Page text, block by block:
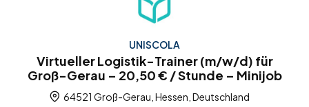
UNISCOLA
Virtueller Logistik-Trainer (m/w/d) für
Groß-Gerau – 20,50 € / Stunde – Minijob
64521 Groß-Gerau, Hessen, Deutschland